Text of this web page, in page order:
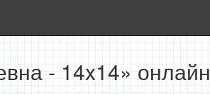
- 14x14» онлайн